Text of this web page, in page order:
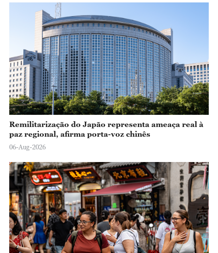
Remilitarização do Japão representa ameaça real à
paz regional, afirma porta-voz chinês
06-Aug-2026